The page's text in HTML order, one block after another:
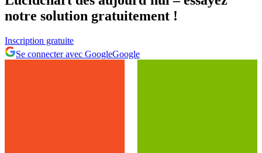
notre solution gratuitement !
Inscription gratuite
Se connecter avec GoogleGoogle